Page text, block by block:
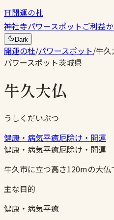
⛩開運の杜
神社寺パワースポットご利益
Dark
開運の杜/パワースポット/牛
パワースポット茨城県
牛久大仏
うしくだいぶつ
健康・病気平癒厄除け・開運
健康・病気平癒厄除け・開運
牛久市に立つ高さ120mの大仏
主な目的
健康・病気平癒